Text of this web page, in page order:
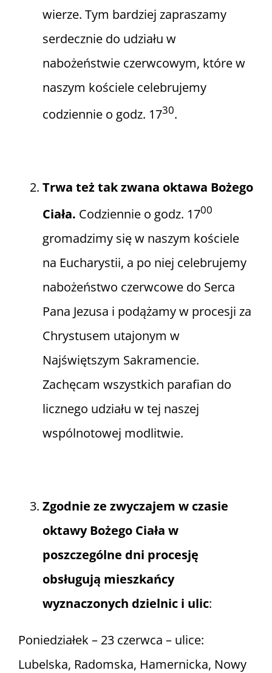
wierze. Tym bardziej zapraszamy
serdecznie do udziału w
nabożeństwie czerwcowym, które w
naszym kościele celebrujemy
codziennie o godz. 1730.
Trwa też tak zwana oktawa Bożego
Ciała. Codziennie o godz. 1700
gromadzimy się w naszym kościele
na Eucharystii, a po niej celebrujemy
nabożeństwo czerwcowe do Serca
Pana Jezusa i podążamy w procesji za
Chrystusem utajonym w
Najświętszym Sakramencie.
Zachęcam wszystkich parafian do
licznego udziału w tej naszej
wspólnotowej modlitwie.
Zgodnie ze zwyczajem w czasie
oktawy Bożego Ciała w
poszczególne dni procesję
obsługują mieszkańcy
wyznaczonych dzielnic i ulic:
Poniedziałek – 23 czerwca – ulice:
Lubelska, Radomska, Hamernicka, Nowy